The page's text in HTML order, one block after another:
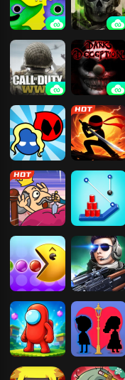
班班幼儿园6
使命召唤19：
现代战争2
使命召唤14：
二战
黑暗欺骗
红蓝大冒险
火柴人功夫对
战
刺杀国王 割绳子
吃豆人 枪神精英
红蓝岛香肠人 我和她的故事